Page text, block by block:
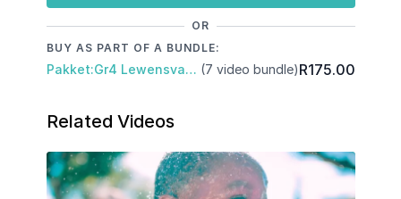
OR
BUY AS PART OF A BUNDLE:
Pakket:Gr4 Lewensvaardighede: Kwartaal 1 en 2 (7 video bundle)R175.00
Related Videos